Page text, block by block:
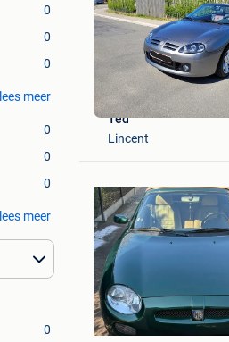
0
0
0
lees meer
0
0
0
lees meer
0
Ted
Lincent
Peter Baeten
Heppen